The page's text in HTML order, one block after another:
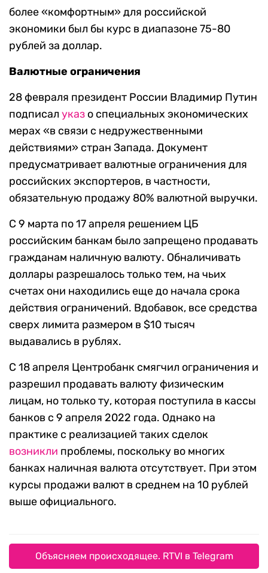
более «комфортным» для российской
экономики был бы курс в диапазоне 75-80
рублей за доллар.
Валютные ограничения
28 февраля президент России Владимир Путин
подписал указ о специальных экономических
мерах «в связи с недружественными
действиями» стран Запада. Документ
предусматривает валютные ограничения для
российских экспортеров, в частности,
обязательную продажу 80% валютной выручки.
С 9 марта по 17 апреля решением ЦБ
российским банкам было запрещено продавать
гражданам наличную валюту. Обналичивать
доллары разрешалось только тем, на чьих
счетах они находились еще до начала срока
действия ограничений. Вдобавок, все средства
сверх лимита размером в $10 тысяч
выдавались в рублях.
С 18 апреля Центробанк смягчил ограничения и
разрешил продавать валюту физическим
лицам, но только ту, которая поступила в кассы
банков с 9 апреля 2022 года. Однако на
практике с реализацией таких сделок
возникли проблемы, поскольку во многих
банках наличная валюта отсутствует. При этом
курсы продажи валют в среднем на 10 рублей
выше официального.
Объясняем происходящее. RTVI в Telegram